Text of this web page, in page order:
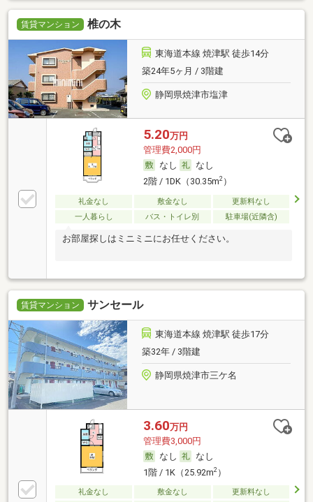
賃貸マンション 椎の木
東海道本線 焼津駅 徒歩14分
築24年5ヶ月 / 3階建
静岡県焼津市塩津
5.20万円
管理費2,000円
なし
なし
2階 / 1DK（30.35m2）
礼金なし 敷金なし
更新料なし
一人暮らし
バス・トイレ別 駐車場(近隣含)
お部屋探しはミニミニにお任せください。
賃貸マンション サンセール
東海道本線 焼津駅 徒歩17分
築32年 / 3階建
静岡県焼津市三ケ名
3.60万円
管理費3,000円
なし
なし
1階 / 1K（25.92m2）
礼金なし 敷金なし
更新料なし